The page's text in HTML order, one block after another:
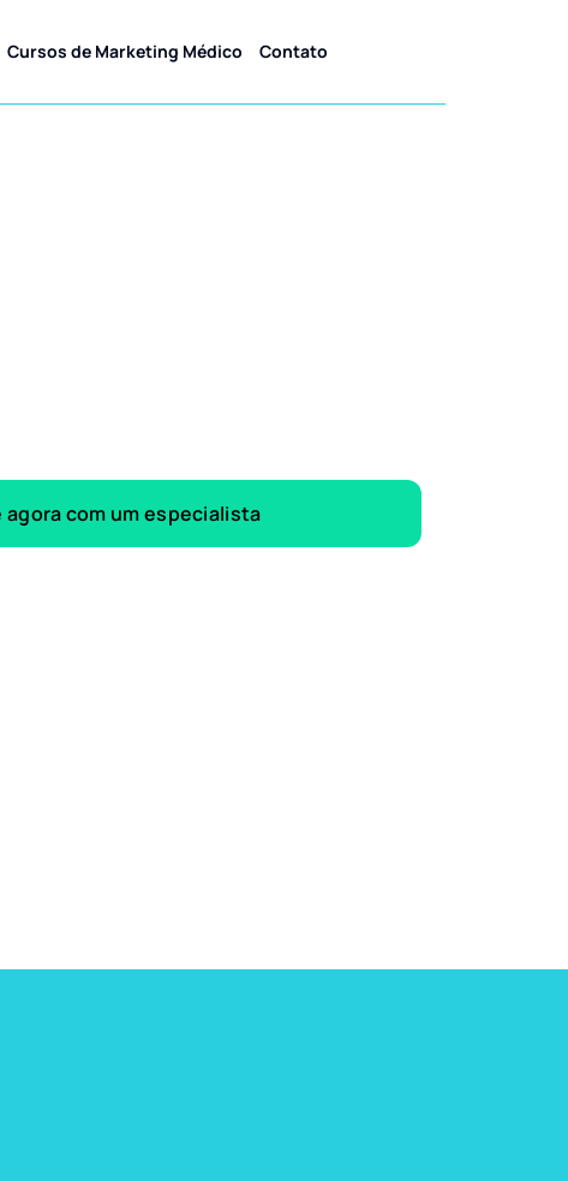
Cursos de Marketing Médico Contato
agora com um especialista